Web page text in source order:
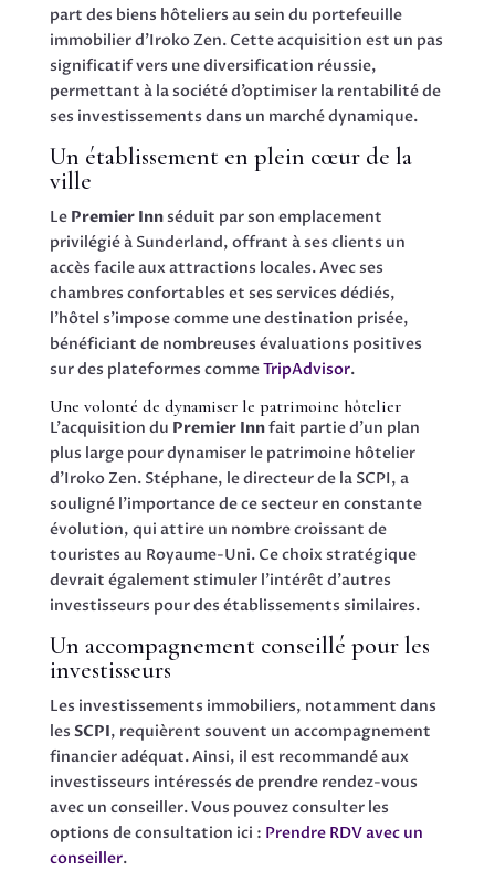
part des biens hôteliers au sein du portefeuille
immobilier d’Iroko Zen. Cette acquisition est un pas
significatif vers une diversification réussie,
permettant à la société d’optimiser la rentabilité de
ses investissements dans un marché dynamique.
Un établissement en plein cœur de la
ville
Le Premier Innséduit par son emplacement
privilégié à Sunderland, offrant à ses clients un
accès facile aux attractions locales. Avec ses
chambres confortables et ses services dédiés,
l’hôtel s’impose comme une destination prisée,
bénéficiant de nombreuses évaluations positives
sur des plateformes commeTripAdvisor.
Une volonté de dynamiser le patrimoine hôtelier
L’acquisition du Premier Innfait partie d’un plan
plus large pour dynamiser le patrimoine hôtelier
d’Iroko Zen. Stéphane, le directeur de la SCPI, a
souligné l’importance de ce secteur en constante
évolution, qui attire un nombre croissant de
touristes au Royaume-Uni. Ce choix stratégique
devrait également stimuler l’intérêt d’autres
investisseurs pour des établissements similaires.
Un accompagnement conseillé pour les
investisseurs
Les investissements immobiliers, notamment dans
les SCPI, requièrent souvent un accompagnement
financier adéquat. Ainsi, il est recommandé aux
investisseurs intéressés de prendre rendez-vous
avec un conseiller. Vous pouvez consulter les
options de consultation ici : Prendre RDV avec un
conseiller.